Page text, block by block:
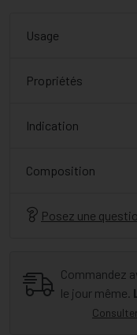
Usage
Propriétés
Indication
Composition
Posez une
Commandez
le jour même.